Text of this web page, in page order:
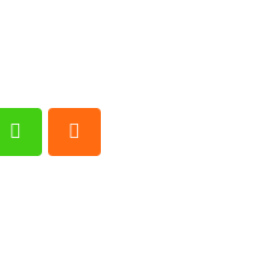
WhatsappCloud